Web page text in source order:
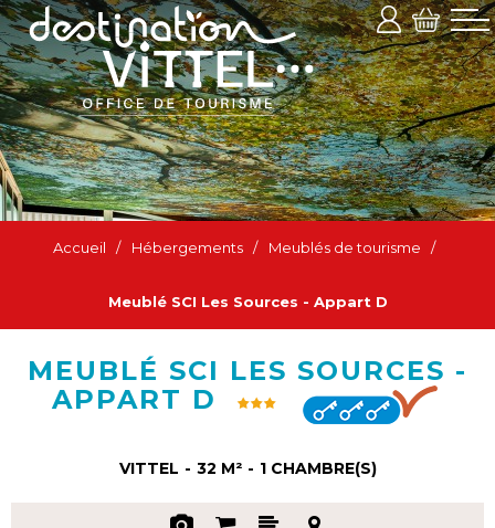
Accueil / Hébergements / Meublés de tourisme /
Meublé SCI Les Sources - Appart D
MEUBLÉ SCI LES SOURCES -
APPART D
VITTEL 32 M² 1 CHAMBRE(S)